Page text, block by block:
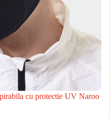
cu protectie UV Naroo